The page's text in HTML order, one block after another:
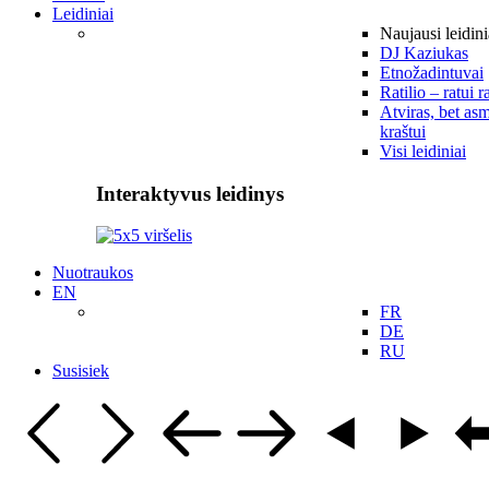
Leidiniai
Naujausi
DJ Kaziukas
Etnožadintuvai
Ratilio – ratui
Atviras, bet
kraštui
Visi leidiniai
Interaktyvus leidinys
Nuotraukos
EN
FR
DE
RU
Susisiek